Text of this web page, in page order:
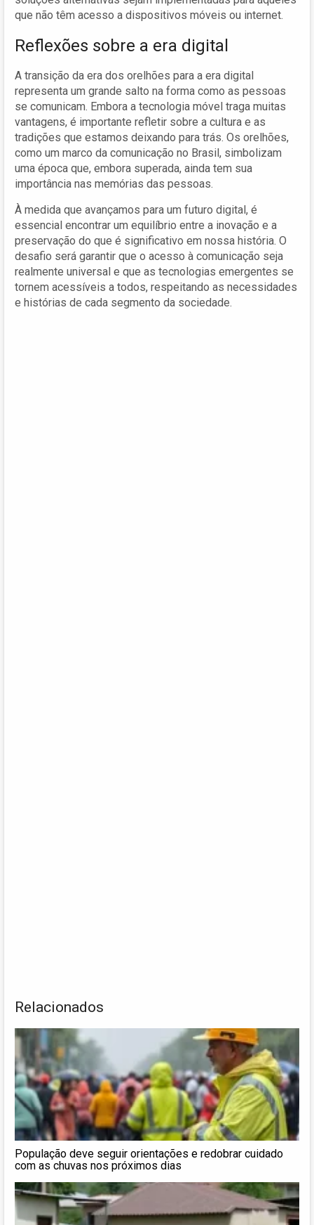
que não têm acesso a dispositivos móveis ou internet.
Reflexões sobre a era digital
A transição da era dos orelhões para a era digital
representa um grande salto na forma como as pessoas
se comunicam. Embora a tecnologia móvel traga muitas
vantagens, é importante refletir sobre a cultura e as
tradições que estamos deixando para trás. Os orelhões,
como um marco da comunicação no Brasil, simbolizam
uma época que, embora superada, ainda tem sua
importância nas memórias das pessoas.
À medida que avançamos para um futuro digital, é
essencial encontrar um equilíbrio entre a inovação e a
preservação do que é significativo em nossa história. O
desafio será garantir que o acesso à comunicação seja
realmente universal e que as tecnologias emergentes se
tornem acessíveis a todos, respeitando as necessidades
e histórias de cada segmento da sociedade.
Relacionados
População deve seguir orientações e redobrar cuidado
com as chuvas nos próximos dias